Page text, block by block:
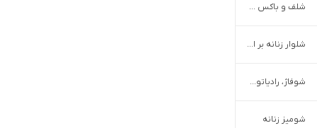
شلف و باکس دیواری
شلوار زنانه بر اساس طرح و سبک
شوفاژ، رادیاتور و پکیج
شومیز زنانه